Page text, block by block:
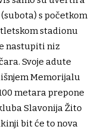
s početkom
stadionu
nastupiti niz
Svoje adute
Memorijalu
metara prepone
Slavonija Žito
bit će to nova